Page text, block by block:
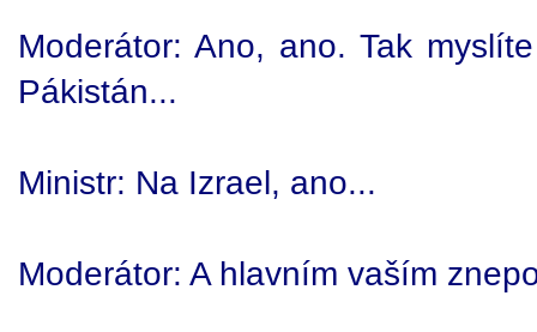
Moderátor: Ano, ano. Tak
Pákistán...
Ministr: Na Izrael, ano...
Moderátor: A hlavním vaším